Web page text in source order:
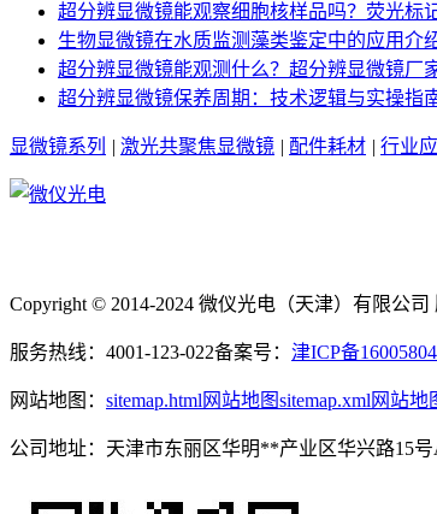
超分辨显微镜能观察细胞核样品吗？荧光标
生物显微镜在水质监测藻类鉴定中的应用介
超分辨显微镜能观测什么？超分辨显微镜厂
超分辨显微镜保养周期：技术逻辑与实操指
显微镜系列 激光共聚焦显微镜 配件耗材 行业
Copyright © 2014-2024 微仪光电（天津）有限公司
服务热线：4001-123-022备案号： 津ICP备
网站地图： sitemap.html网站地图sitemap.xml网站地
公司地址：天津市东丽区华明**产业区华兴路15